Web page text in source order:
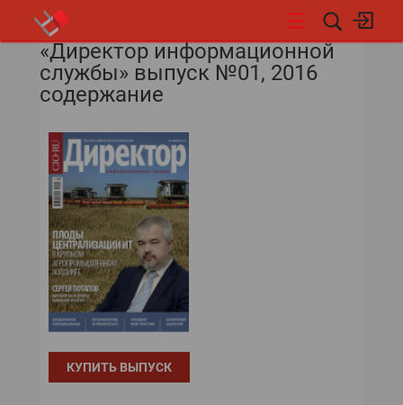
НОВОСТИ
«Директор информационной
службы» выпуск №01, 2016
содержание
КУПИТЬ ВЫПУСК